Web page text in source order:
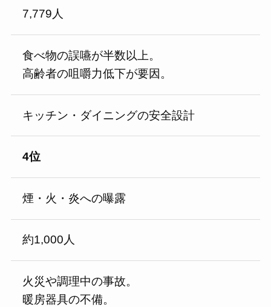
7,779人
食べ物の誤嚥が半数以上。
高齢者の咀嚼力低下が要因。
キッチン・ダイニングの安全設計
4位
煙・火・炎への曝露
約1,000人
火災や調理中の事故。
暖房器具の不備。